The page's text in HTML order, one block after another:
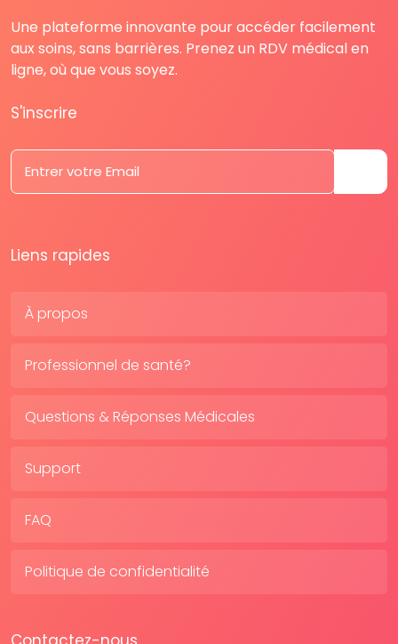
Une plateforme innovante pour accéder facilement
aux soins, sans barrières. Prenez un RDV médical en
ligne, où que vous soyez.
S'inscrire
Liens rapides
À propos
Professionnel de santé?
Questions & Réponses Médicales
Support
FAQ
Politique de confidentialité